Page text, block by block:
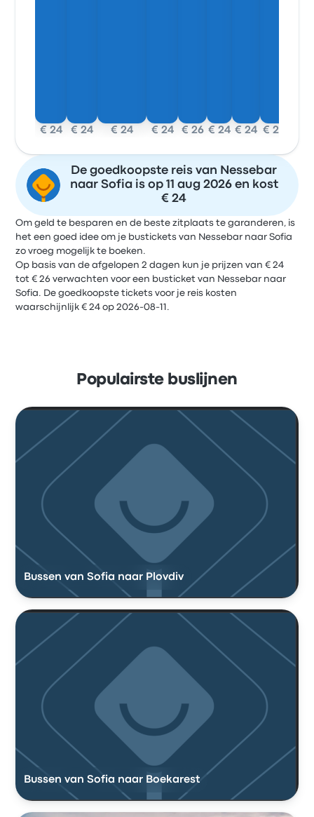
€ 24 € 24 € 24 € 24 € 26 € 24 € 24 € 24
De goedkoopste reis van Nessebar
naar Sofia is op 11 aug 2026 en kost
€ 24
Om geld te besparen en de beste zitplaats te garanderen, is
het een goed idee om je bustickets van Nessebar naar Sofia
zo vroeg mogelijk te boeken.
Op basis van de afgelopen 2 dagen kun je prijzen van € 24
tot € 26 verwachten voor een busticket van Nessebar naar
Sofia. De goedkoopste tickets voor je reis kosten
waarschijnlijk € 24 op 2026-08-11.
Populairste buslijnen
Bussen van Sofia naar Plovdiv
Bussen van Sofia naar Boekarest